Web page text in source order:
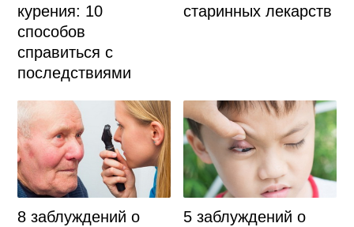
курения: 10
способов
справиться с
последствиями
старинных лекарств
8 заблуждений о
5 заблуждений о